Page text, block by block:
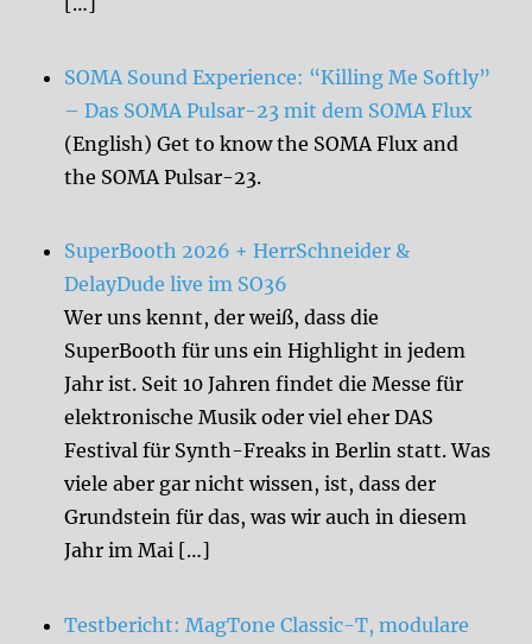
SOMA Sound Experience: “Killing Me Softly”
– Das SOMA Pulsar-23 mit dem SOMA Flux
(English) Get to know the SOMA Flux and
the SOMA Pulsar-23.
SuperBooth 2026 + HerrSchneider &
DelayDude live im SO36
Wer uns kennt, der weiß, dass die
SuperBooth für uns ein Highlight in jedem
Jahr ist. Seit 10 Jahren findet die Messe für
elektronische Musik oder viel eher DAS
Festival für Synth-Freaks in Berlin statt. Was
viele aber gar nicht wissen, ist, dass der
Grundstein für das, was wir auch in diesem
Jahr im Mai […]
Testbericht: MagTone Classic-T, modulare